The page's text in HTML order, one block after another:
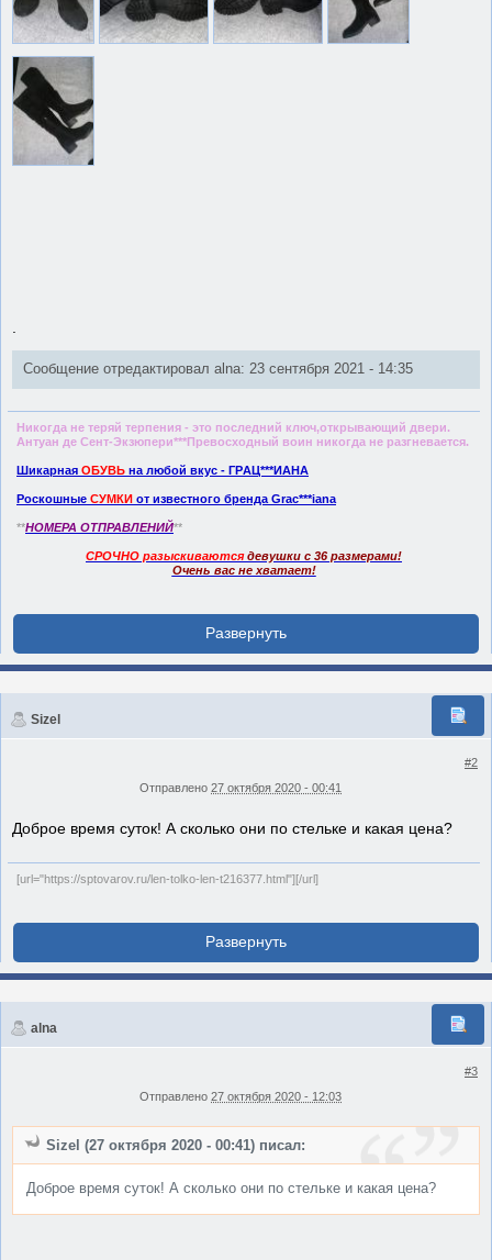
.
Сообщение отредактировал alna: 23 сентября 2021 - 14:35
Никогда не теряй терпения - это последний ключ,открывающий двери.
Антуан де Сент-Экзюпери***Превосходный воин никогда не разгневается.
Шикарная ОБУВЬ на любой вкус - ГPАЦ***ИAHA
Роскошные СУМКИ от известного бренда Grас***iаnа
**НОМЕРА ОТПРАВЛЕНИЙ**
СРОЧНО разыскиваютсядевушки с 36 размерами!
Очень вас не хватает!
Sizel
#2
Отправлено 27 октября 2020 - 00:41
Доброе время суток! А сколько они по стельке и какая цена?
[url="https://sptovarov.ru/len-tolko-len-t216377.html"][/url]
alna
#3
Отправлено 27 октября 2020 - 12:03
Sizel (27 октября 2020 - 00:41) писал:
Доброе время суток! А сколько они по стельке и какая цена?